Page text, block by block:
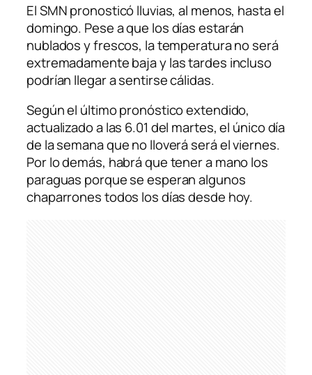
El SMN pronosticó lluvias, al menos, hasta el
domingo. Pese a que los días estarán
nublados y frescos, la temperatura no será
extremadamente baja y las tardes incluso
podrían llegar a sentirse cálidas.
Según el último pronóstico extendido,
actualizado a las 6.01 del martes, el único día
de la semana que no lloverá será el viernes.
Por lo demás, habrá que tener a mano los
paraguas porque se esperan algunos
chaparrones todos los días desde hoy.